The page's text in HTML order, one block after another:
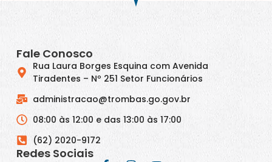
Fale Conosco
Rua Laura Borges Esquina com Avenida
Tiradentes – Nº 251 Setor Funcionários
administracao@trombas.go.gov.br
08:00 às 12:00 e das 13:00 às 17:00
(62) 2020-9172
Redes Sociais